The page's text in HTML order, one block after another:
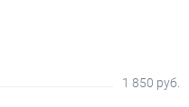
1 850 руб.